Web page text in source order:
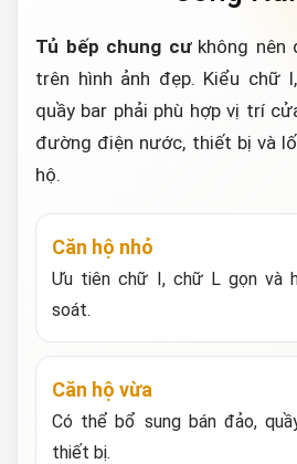
Tủ bếp chung cưkhông nên
trên hình ảnh đẹp. Kiểu chữ
quầy bar phải phù hợp vị trí
đường điện nước, thiết bị và
hộ.
Căn hộ nhỏ
Ưu tiên chữ I, chữ L gọn và
soát.
Căn hộ vừa
Có thể bổ sung bán đảo,
thiết bị.